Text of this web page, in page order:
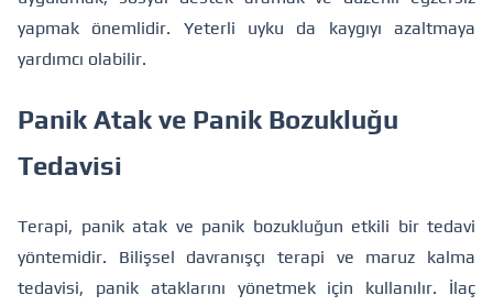
yapmak önemlidir. Yeterli uyku da kaygıyı azaltmaya
yardımcı olabilir.
Panik Atak ve Panik Bozukluğu
Tedavisi
Terapi, panik atak ve panik bozukluğun etkili bir tedavi
yöntemidir. Bilişsel davranışçı terapi ve maruz kalma
tedavisi, panik ataklarını yönetmek için kullanılır. İlaç